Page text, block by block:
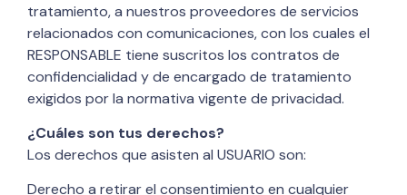
tratamiento, a nuestros proveedores de servicios
relacionados con comunicaciones, con los cuales el
RESPONSABLE tiene suscritos los contratos de
confidencialidad y de encargado de tratamiento
exigidos por la normativa vigente de privacidad.
¿Cuáles son tus derechos?
Los derechos que asisten al USUARIO son:
Derecho a retirar el consentimiento en cualquier